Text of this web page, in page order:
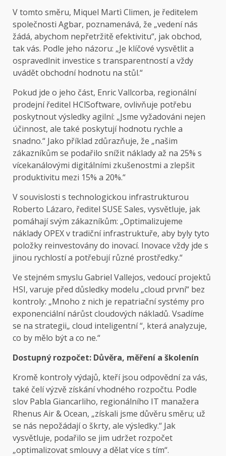
V tomto směru, Miquel Martì Climen, je ředitelem
společnosti Agbar, poznamenává, že „vedení nás
žádá, abychom nepřetržitě efektivitu“, jak obchod,
tak vás. Podle jeho názoru: „Je klíčové vysvětlit a
ospravedlnit investice s transparentností a vždy
uvádět obchodní hodnotu na stůl.“
Pokud jde o jeho část, Enric Vallcorba, regionální
prodejní ředitel HClSoftware, ovlivňuje potřebu
poskytnout výsledky agilní: „Jsme vyžadováni nejen
účinnost, ale také poskytují hodnotu rychle a
snadno.“ Jako příklad zdůrazňuje, že „našim
zákazníkům se podařilo snížit náklady až na 25% s
vícekanálovými digitálními zkušenostmi a zlepšit
produktivitu mezi 15% a 20%.“
V souvislosti s technologickou infrastrukturou
Roberto Lázaro, ředitel SUSE Sales, vysvětluje, jak
pomáhají svým zákazníkům: „Optimalizujeme
náklady OPEX v tradiční infrastruktuře, aby byly tyto
položky reinvestovány do inovací. Inovace vždy jde s
jinou rychlostí a potřebují různé prostředky.“
Ve stejném smyslu Gabriel Vallejos, vedoucí projektů
HSI, varuje před důsledky modelu „cloud první“ bez
kontroly: „Mnoho z nich je repatriační systémy pro
exponenciální nárůst cloudových nákladů. Vsadíme
se na strategii„ cloud inteligentní “, která analyzuje,
co by mělo být a co ne.“
Dostupný rozpočet: Důvěra, měření a školenín
Kromě kontroly výdajů, kteří jsou odpovědní za vás,
také čelí výzvě získání vhodného rozpočtu. Podle
slov Pabla Giancarliho, regionálního IT manažera
Rhenus Air & Ocean, „získali jsme důvěru směru; už
se nás nepožádají o škrty, ale výsledky.“ Jak
vysvětluje, podařilo se jim udržet rozpočet
„optimalizovat smlouvy a dělat více s tím“.